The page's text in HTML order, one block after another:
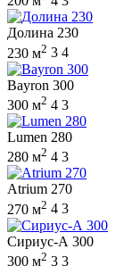
Долина 230
230 м2 3 4
Bayron 300
300 м2 4 3
Lumen 280
280 м2 4 3
Atrium 270
270 м2 4 3
Сириус-А 300
300 м2 3 3